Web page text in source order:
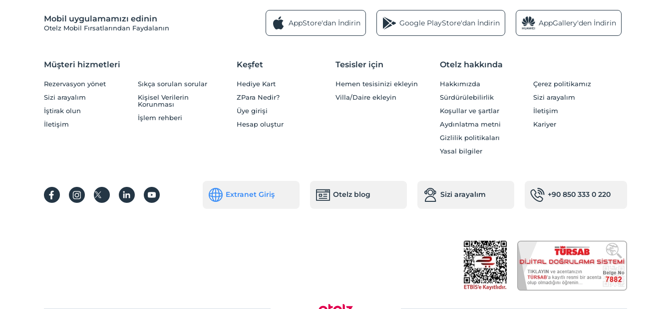
Mobil uygulamamızı edinin
Otelz Mobil Fırsatlarından Faydalanın
AppStore'dan İndirin Google PlayStore'dan İndirin AppGallery'den İndirin
Müşteri hizmetleri
Rezervasyon yönet
Sizi arayalım
İştirak olun
İletişim
Sıkça sorulan sorular
Kişisel Verilerin
Korunması
İşlem rehberi
Keşfet
Hediye Kart
ZPara Nedir?
Üye girişi
Hesap oluştur
Tesisler için
Hemen tesisinizi ekleyin
Villa/Daire ekleyin
Otelz hakkında
Hakkımızda
Sürdürülebilirlik
Koşullar ve şartlar
Aydınlatma metni
Gizlilik politikaları
Yasal bilgiler
Çerez politikamız
Sizi arayalım
İletişim
Kariyer
Extranet Giriş Otelz blog Sizi arayalım +90 850 333 0 220